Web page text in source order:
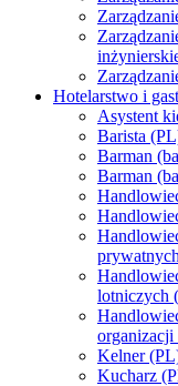
Hotelarstwo i
Asystent
Barista
Barman
Barman
lotniczych
Kelner
Kucharz